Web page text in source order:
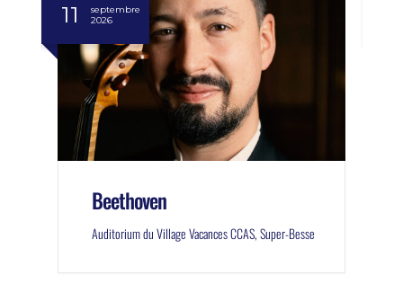
11
septembre
2026
Beethoven
Auditorium du Village Vacances CCAS, Super-Besse